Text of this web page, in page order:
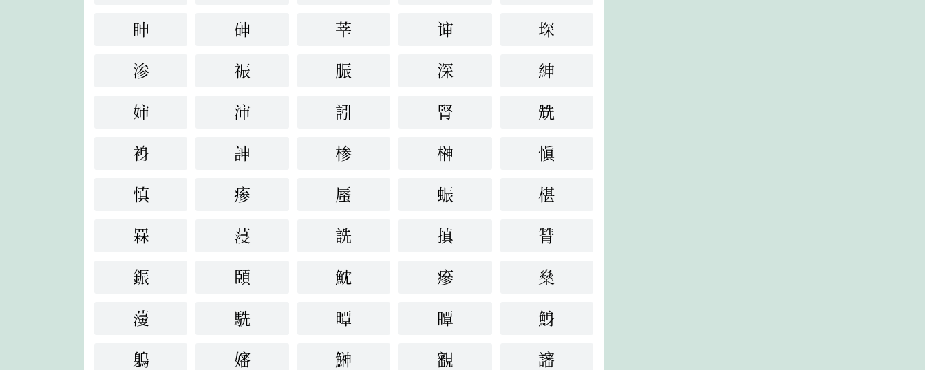
眒
砷 莘 谉
堔
渗
祳 脤 深
紳
婶
渖 訠 腎
兟
裑
訷 椮 榊
愼
慎
瘆 蜃 蜄
椹
罧
蓡 詵 搷
甧
鋠
頣 魫 瘮
燊
薓
駪 曋 瞫
鯓
鵢
嬸 鰰 覾 讅